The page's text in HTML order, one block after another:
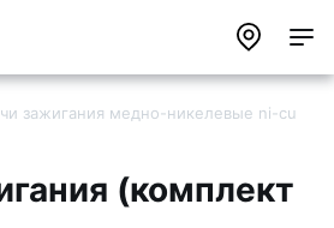
зажигания медно-никелевые ni-cu
(комплект